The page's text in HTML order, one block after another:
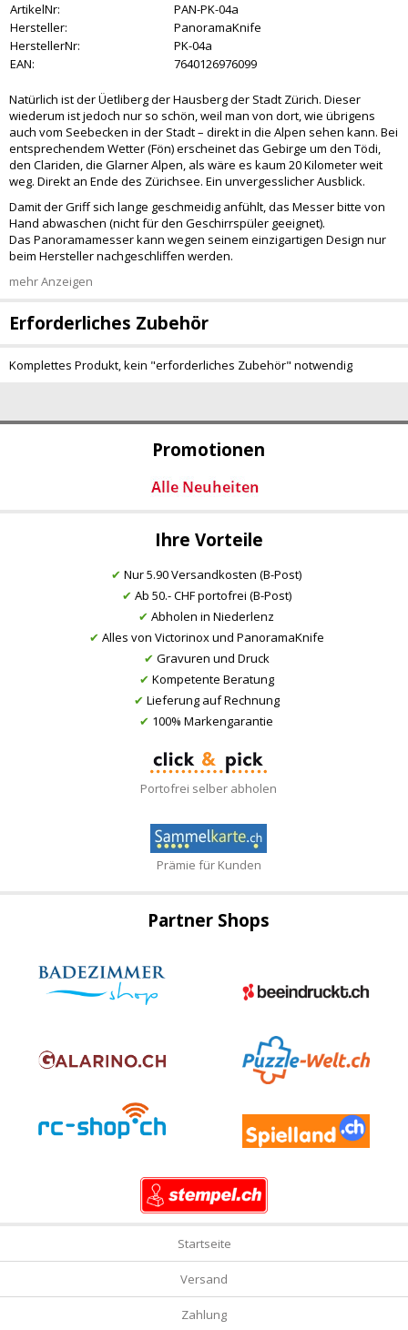
Promotionen
Ihre Vorteile
✔ Nur 5.90 Versandkosten (B-Post)
✔ Ab 50.- CHF portofrei (B-Post)
✔ Abholen in Niederlenz
✔ Alles von Victorinox und PanoramaKnife
✔ Gravuren und Druck
✔ Kompetente Beratung
✔ Lieferung auf Rechnung
✔ 100% Markengarantie
Portofrei selber abholen
Prämie für Kunden
ArtikelNr:
PAN-PK-04a
Hersteller:
PanoramaKnife
HerstellerNr:
PK-04a
EAN:
7640126976099
Natürlich ist der Üetliberg der Hausberg der Stadt Zürich. Dieser
wiederum ist jedoch nur so schön, weil man von dort, wie übrigens
auch vom Seebecken in der Stadt – direkt in die Alpen sehen kann. Bei
entsprechendem Wetter (Fön) erscheinet das Gebirge um den Tödi,
den Clariden, die Glarner Alpen, als wäre es kaum 20 Kilometer weit
weg. Direkt an Ende des Zürichsee. Ein unvergesslicher Ausblick.
Damit der Griff sich lange geschmeidig anfühlt, das Messer bitte von
Hand abwaschen (nicht für den Geschirrspüler geeignet).
Das Panoramamesser kann wegen seinem einzigartigen Design nur
beim Hersteller nachgeschliffen werden.
mehr Anzeigen
Erforderliches Zubehör
Komplettes Produkt, kein "erforderliches Zubehör" notwendig
Partner Shops
Startseite
Versand
Zahlung